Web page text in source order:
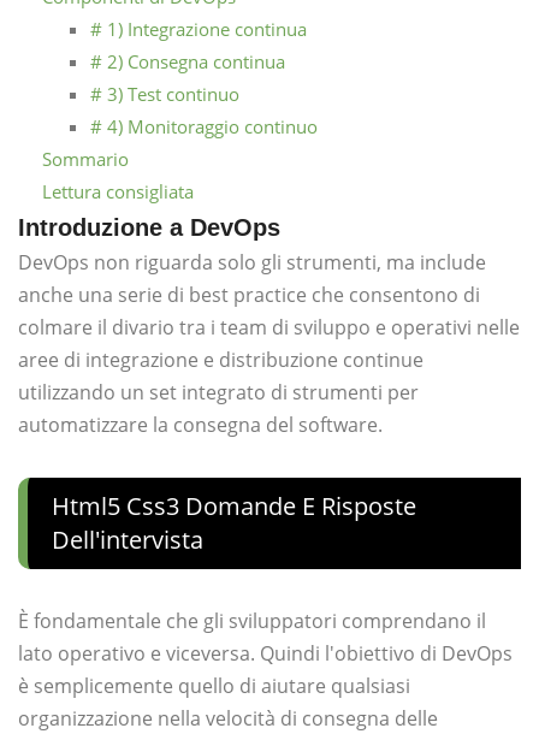
# 1) Integrazione continua
# 2) Consegna continua
# 3) Test continuo
# 4) Monitoraggio continuo
Sommario
Lettura consigliata
Introduzione a DevOps
DevOps non riguarda solo gli strumenti, ma include
anche una serie di best practice che consentono di
colmare il divario tra i team di sviluppo e operativi nelle
aree di integrazione e distribuzione continue
utilizzando un set integrato di strumenti per
automatizzare la consegna del software.
Html5 Css3 Domande E Risposte
Dell'intervista
È fondamentale che gli sviluppatori comprendano il
lato operativo e viceversa. Quindi l'obiettivo di DevOps
è semplicemente quello di aiutare qualsiasi
organizzazione nella velocità di consegna delle